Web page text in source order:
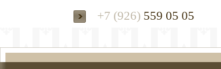
+7 (926) 559 05 05